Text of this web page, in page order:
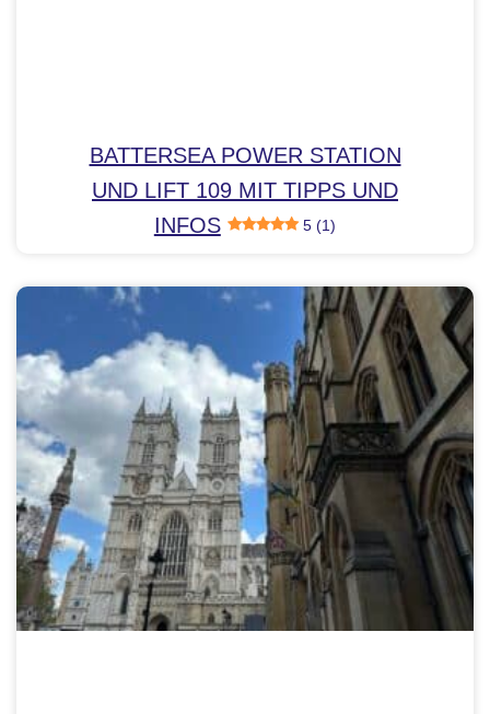
BATTERSEA POWER STATION
UND LIFT 109 MIT TIPPS UND
INFOS
5 (1)